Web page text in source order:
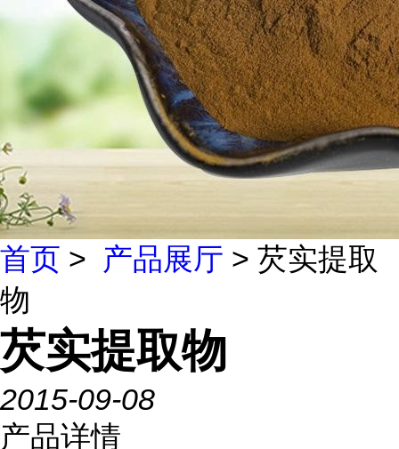
首页 > 产品展厅 > 芡实提取
物
芡实提取物
2015-09-08
产品详情